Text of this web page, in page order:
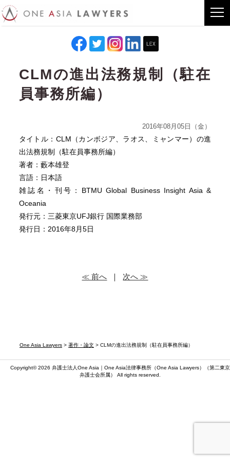
One Asia Lawyers > 著作・論文 > CLMの進出法務規制（駐在員事務所編）
CLMの進出法務規制（駐在
員事務所編）
2016年08月05日（金）
タイトル：CLM（カンボジア、ラオス、ミャンマー）の進
出法務規制（駐在員事務所編）
著者：藪本雄登
言語：日本語
雑誌名・刊号：BTMU Global Business Insight Asia &
Oceania
発行元：三菱東京UFJ銀行 国際業務部
発行日：2016年8月5日
≪ 前へ ｜ 次へ ≫
Copyright© 2026 弁護士法人One Asia｜One Asia法律事務所（One Asia Lawyers）（第二東京
弁護士会所属） All rights reserved.